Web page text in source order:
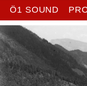
Ö1 SOUND